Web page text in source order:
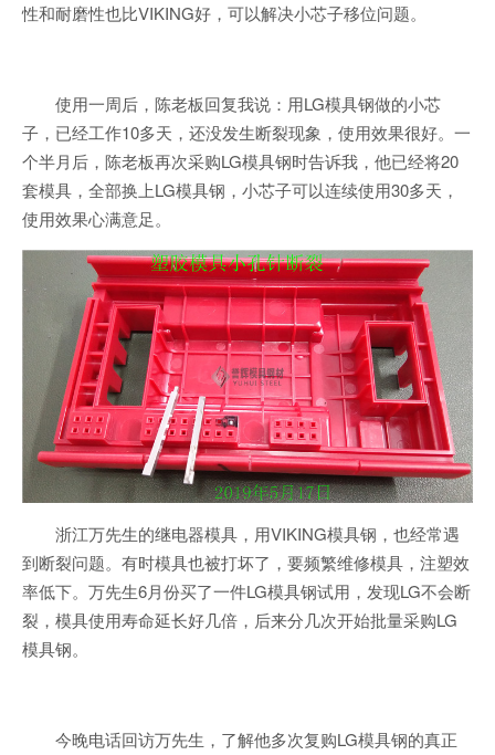
性和耐磨性也比VIKING好，可以解决小芯子移位问题。
使用一周后，陈老板回复我说：用LG模具钢做的小芯
子，已经工作10多天，还没发生断裂现象，使用效果很好。一
个半月后，陈老板再次采购LG模具钢时告诉我，他已经将20
套模具，全部换上LG模具钢，小芯子可以连续使用30多天，
使用效果心满意足。
浙江万先生的继电器模具，用VIKING模具钢，也经常遇
到断裂问题。有时模具也被打坏了，要频繁维修模具，注塑效
率低下。万先生6月份买了一件LG模具钢试用，发现LG不会断
裂，模具使用寿命延长好几倍，后来分几次开始批量采购LG
模具钢。
今晚电话回访万先生，了解他多次复购LG模具钢的真正